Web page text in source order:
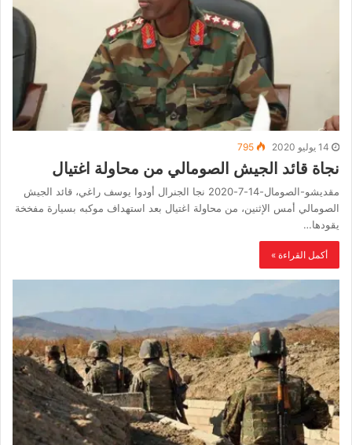
14 يوليو 2020 795
نجاة قائد الجيش الصومالي من محاولة اغتيال
مقديشو-الصومال-14-7-2020 نجا الجنرال أودوا يوسف راغي، قائد الجيش
الصومالي أمس الإثنين، من محاولة اغتيال بعد استهداف موكبه بسيارة مفخخة
يقودها…
أكمل القراءة »